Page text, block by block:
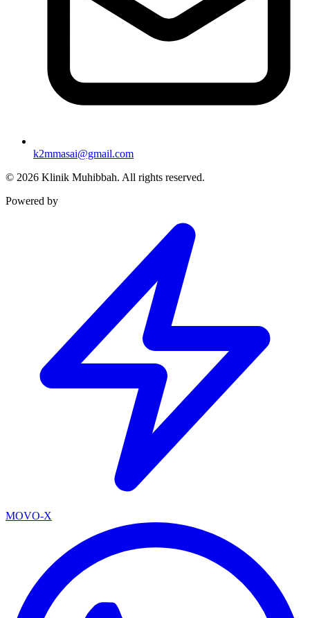
k2mmasai@gmail.com
© 2026 Klinik Muhibbah. All rights reserved.
Powered by
MOVO-X